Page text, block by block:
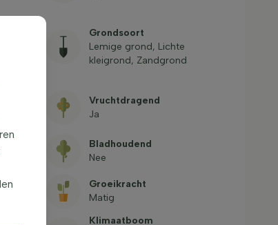
Grondsoort
Lemige grond, Lichte
kleigrond, Zandgrond
Vruchtdragend
Ja
Bladhoudend
Nee
Groeikracht
Matig
Klimaatboom